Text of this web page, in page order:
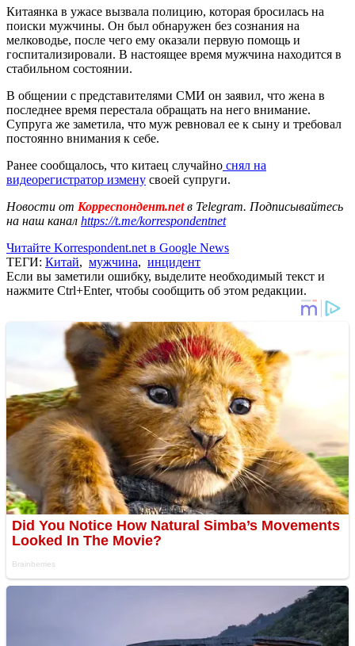
Китаянка в ужасе вызвала полицию, которая бросилась на
поиски мужчины. Он был обнаружен без сознания на
мелководье, после чего ему оказали первую помощь и
госпитализировали. В настоящее время мужчина находится в
стабильном состоянии.
В общении с представителями СМИ он заявил, что жена в
последнее время перестала обращать на него внимание.
Супруга же заметила, что муж ревновал ее к сыну и требовал
постоянно внимания к себе.
Ранее сообщалось, что китаец случайно снял на
видеорегистратор измену своей супруги.
Новости от Корреспондент.netв Telegram. Подписывайтесь
на наш канал https://t.me/korrespondentnet
Читайте Korrespondent.net в Google News
ТЕГИ: Китай, мужчина, инцидент
Если вы заметили ошибку, выделите необходимый текст и
нажмите Ctrl+Enter, чтобы сообщить об этом редакции.